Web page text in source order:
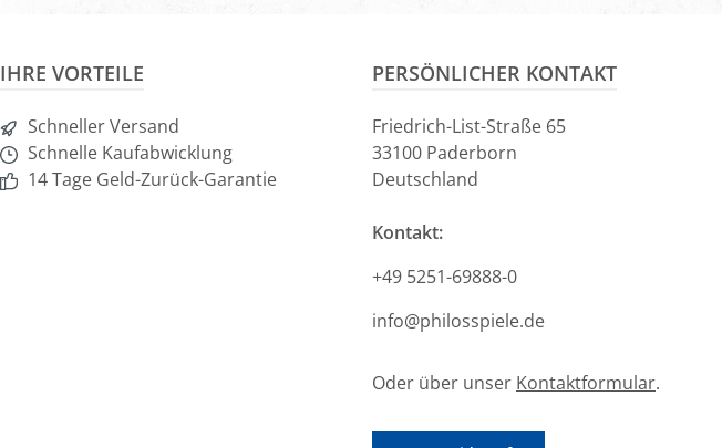
IHRE VORTEILE
Schneller Versand
Schnelle Kaufabwicklung
14 Tage Geld-Zurück-Garantie
PERSÖNLICHER KONTAKT
Friedrich-List-Straße 65
33100 Paderborn
Deutschland
Kontakt:
+49 5251-69888-0
info@philosspiele.de
Oder über unser Kontaktformular.